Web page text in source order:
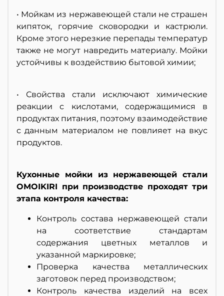
• Мойкам из нержавеющей стали не страшен
кипяток, горячие сковородки и кастрюли.
Кроме этого нерезкие перепады температур
также не могут навредить материалу. Мойки
устойчивы к воздействию бытовой химии;
• Свойства стали исключают химические
реакции с кислотами, содержащимися в
продуктах питания, поэтому взаимодействие
с данным материалом не повлияет на вкус
продуктов.
Кухонные мойки из нержавеющей стали
OMOIKIRI при производстве проходят три
этапа контроля качества:
Контроль состава нержавеющей стали
на соответствие стандартам
содержания цветных металлов и
указанной маркировке;
Проверка качества металлических
заготовок перед производством;
Контроль качества изделий на всех